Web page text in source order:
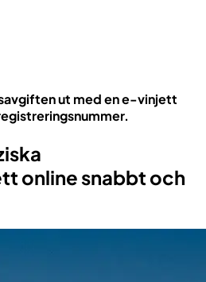
ut med en e-vinjett
online snabbt och